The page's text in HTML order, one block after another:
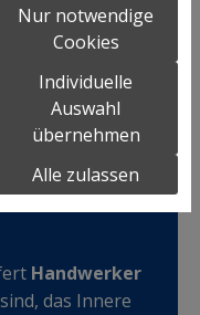
welche
besten aussehen.
und
Handwerker
das Innere
Nur notwendige
Cookies
Individuelle
Auswahl
übernehmen
Alle zulassen